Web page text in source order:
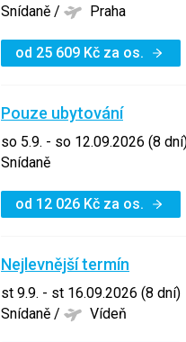
Snídaně / Praha
od 25 609 Kč za os.
Pouze ubytování
so 5.9. - so 12.09.2026 (8
Snídaně
od 12 026 Kč za os.
Nejlevnější termín
st 9.9. - st 16.09.2026 (8 dní)
Snídaně / Vídeň